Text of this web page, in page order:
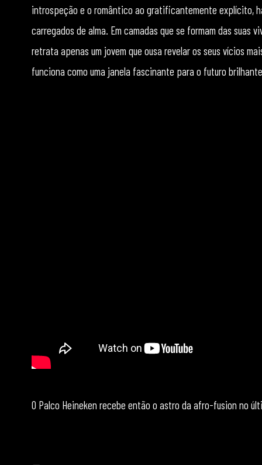
introspeção e o romântico ao gratificantemente explícito,
carregados de alma. Em camadas que se formam das suas
retrata apenas um jovem que ousa revelar os seus vícios
funciona como uma janela fascinante para o futuro
O Palco Heineken recebe então o astro da afro-fusion no